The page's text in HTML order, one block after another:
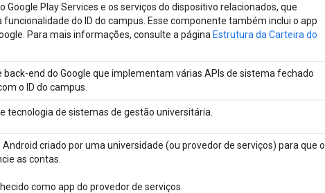
Google Play Services e os serviços do dispositivo relacionados, que
funcionalidade do ID do campus. Esse componente também inclui o app
Para mais informações, consulte a página Estrutura da Carteira do
back-end do Google que implementam várias APIs de sistema fechado
o ID do campus.
tecnologia de sistemas de gestão universitária.
criado por uma universidade (ou provedor de serviços) para que o
as contas.
como app do provedor de serviços.